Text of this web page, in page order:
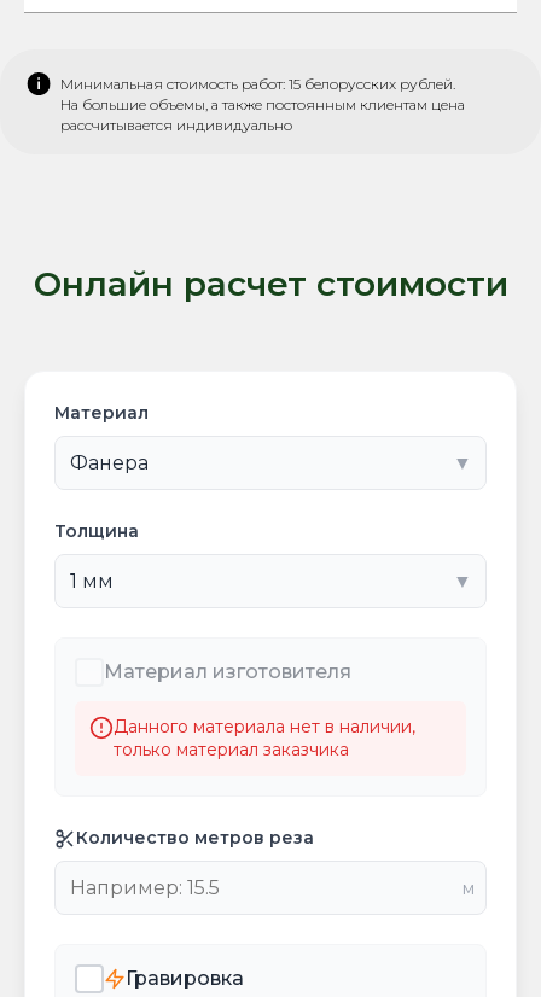
Минимальная стоимость работ: 15 белорусских рублей.
На большие объемы, а также постоянным клиентам цена
рассчитывается индивидуально
Онлайн расчет стоимости
Материал
▼
Толщина
▼
Материал изготовителя
Данного материала нет в наличии,
только материал заказчика
Количество метров реза
м
Гравировка